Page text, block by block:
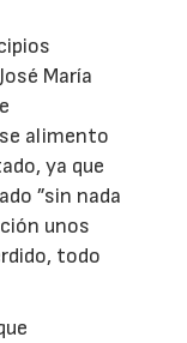
María
alimento
ya que
”sin nada
unos
todo